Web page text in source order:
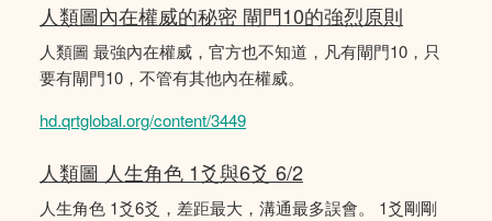
人類圖內在權威的秘密 閘門10的強烈原則
人類圖 最強內在權威，官方也不知道，凡有閘門10，只
要有閘門10，不管有其他內在權威。
hd.qrtglobal.org/content/3449
人類圖 人生角色 1爻與6爻 6/2
人生角色 1爻6爻，差距最大，溝通最多誤會。 1爻剛剛